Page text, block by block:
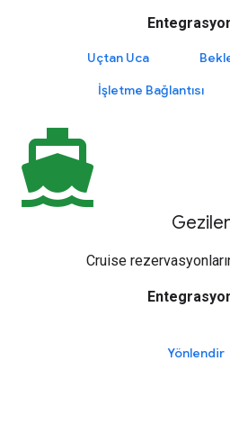
Uçtan Uca
İşletme Bağlantısı
directions_boat
Geziler
Cruise
Yönlendir